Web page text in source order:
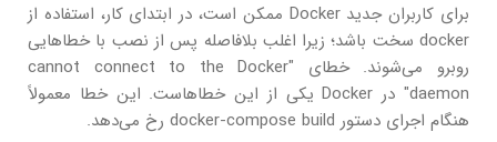
برای کاربران جدید Docker ممکن است، در ابتدای کار، استفاده از
docker سخت باشد؛ زیرا اغلب بلافاصله پس از نصب با خطاهایی
روبرو می‌شوند. خطای "cannot connect to the Docker
daemon" در Docker یکی از این خطاهاست. این خطا معمولاً
هنگام اجرای دستور docker-compose build رخ می‌دهد.